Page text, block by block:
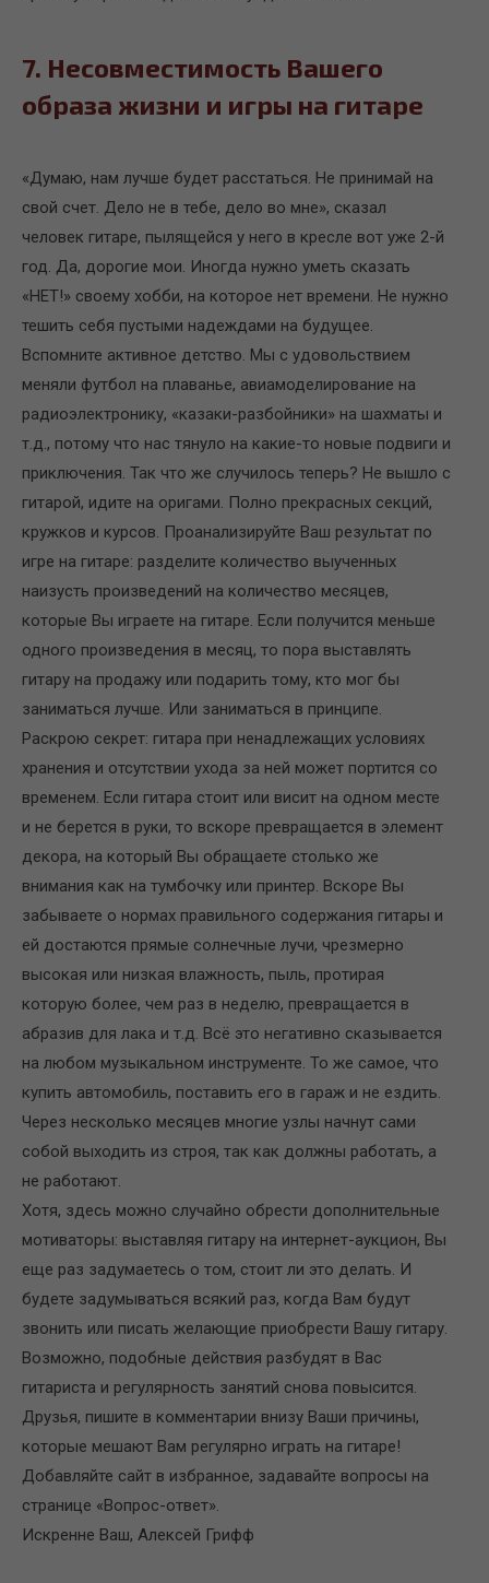
7. Несовместимость Вашего
образа жизни и игры на гитаре
«Думаю, нам лучше будет расстаться. Не принимай на
свой счет. Дело не в тебе, дело во мне», сказал
человек гитаре, пылящейся у него в кресле вот уже 2-й
год. Да, дорогие мои. Иногда нужно уметь сказать
«НЕТ!» своему хобби, на которое нет времени. Не нужно
тешить себя пустыми надеждами на будущее.
Вспомните активное детство. Мы с удовольствием
меняли футбол на плаванье, авиамоделирование на
радиоэлектронику, «казаки-разбойники» на шахматы и
т.д., потому что нас тянуло на какие-то новые подвиги и
приключения. Так что же случилось теперь? Не вышло с
гитарой, идите на оригами. Полно прекрасных секций,
кружков и курсов. Проанализируйте Ваш результат по
игре на гитаре: разделите количество выученных
наизусть произведений на количество месяцев,
которые Вы играете на гитаре. Если получится меньше
одного произведения в месяц, то пора выставлять
гитару на продажу или подарить тому, кто мог бы
заниматься лучше. Или заниматься в принципе.
Раскрою секрет: гитара при ненадлежащих условиях
хранения и отсутствии ухода за ней может портится со
временем. Если гитара стоит или висит на одном месте
и не берется в руки, то вскоре превращается в элемент
декора, на который Вы обращаете столько же
внимания как на тумбочку или принтер. Вскоре Вы
забываете о нормах правильного содержания гитары и
ей достаются прямые солнечные лучи, чрезмерно
высокая или низкая влажность, пыль, протирая
которую более, чем раз в неделю, превращается в
абразив для лака и т.д. Всё это негативно сказывается
на любом музыкальном инструменте. То же самое, что
купить автомобиль, поставить его в гараж и не ездить.
Через несколько месяцев многие узлы начнут сами
собой выходить из строя, так как должны работать, а
не работают.
Хотя, здесь можно случайно обрести дополнительные
мотиваторы: выставляя гитару на интернет-аукцион, Вы
еще раз задумаетесь о том, стоит ли это делать. И
будете задумываться всякий раз, когда Вам будут
звонить или писать желающие приобрести Вашу гитару.
Возможно, подобные действия разбудят в Вас
гитариста и регулярность занятий снова повысится.
Друзья, пишите в комментарии внизу Ваши причины,
которые мешают Вам регулярно играть на гитаре!
Добавляйте сайт в избранное, задавайте вопросы на
странице «Вопрос-ответ».
Искренне Ваш, Алексей Грифф